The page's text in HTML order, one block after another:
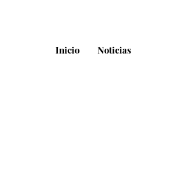
Inicio Noticias